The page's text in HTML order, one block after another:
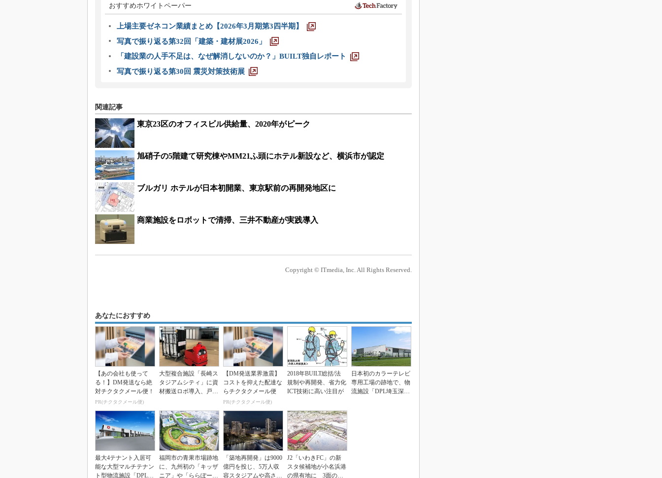
おすすめホワイトペーパー
上場主要ゼネコン業績まとめ【2026年3月期第3四半期】
写真で振り返る第32回「建築・建材展2026」
「建設業の人手不足は、なぜ解消しないのか？」BUILT独自レポート
写真で振り返る第30回 震災対策技術展
関連記事
東京23区のオフィスビル供給量、2020年がピーク
旭硝子の5階建て研究棟やMM21ふ頭にホテル新設など、横浜市が認定
ブルガリ ホテルが日本初開業、東京駅前の再開発地区に
商業施設をロボットで清掃、三井不動産が実践導入
Copyright © ITmedia, Inc. All Rights Reserved.
あなたにおすすめ
【あの会社も使って
る！】DM発送なら絶
対チクタクメール便！
PR(チクタクメール便)
大型複合施設「長崎ス
タジアムシティ」に資
材搬送ロボ導入、戸田
【DM発送業界激震】
コストを抑えた配達な
らチクタクメール便
PR(チクタクメール便)
2018年BUILT総括/法
規制や再開発、省力化
ICT技術に高い注目が
日本初のカラーテレビ
専用工場の跡地で、物
流施設「DPL埼玉深
最大4テナント入居可
能な大型マルチテナン
ト型物流施設「DPL須
福岡市の青果市場跡地
に、九州初の「キッザ
ニア」や「ららぽー
「築地再開発」は9000
億円を投じ、5万人収
容スタジアムや高さ21
J2「いわきFC」の新
スタ候補地が小名浜港
の県有地に 3面の観